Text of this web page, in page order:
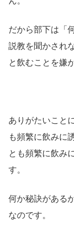
だから部下は「
説教を聞かされ
と飲むことを嫌
ありがたいこと
も頻繁に飲みに
とも頻繁に飲み
す。
何か秘訣がある
なのです。